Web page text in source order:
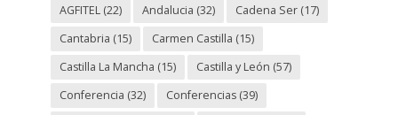
AGFITEL(22) Andalucia (32) Cadena Ser(17)
Cantabria (15) Carmen Castilla (15)
Castilla La Mancha (15) Castilla y León (57)
Conferencia (32) Conferencias(39)